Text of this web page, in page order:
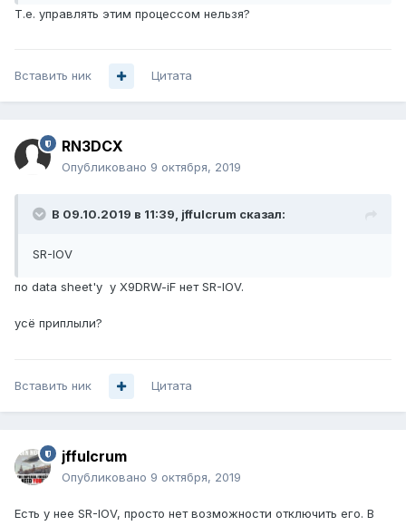
Т.е. управлять этим процессом нельзя?
Вставить ник Цитата
RN3DCX
Опубликовано 9 октября, 2019
В 09.10.2019 в 11:39, jffulcrum сказал:
SR-IOV
по data sheet'у у X9DRW-iF нет SR-IOV.
усё приплыли?
Вставить ник Цитата
jffulcrum
Опубликовано 9 октября, 2019
Есть у нее SR-IOV, просто нет возможности отключить его. В